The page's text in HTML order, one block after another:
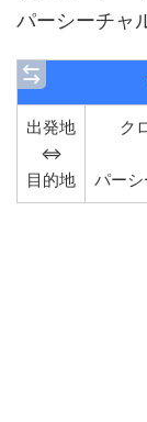
パーシーチャ
出発地
⇔
目的地
ク
パー